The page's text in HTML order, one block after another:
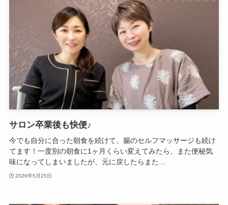
サロン卒業後も快便♪
今でも自分に合った朝食を続けて、腸のセルフマッサージも続け
てます！一度別の朝食に1ヶ月くらい変えてみたら、また便秘気
味になってしまいましたが、元に戻したらまた…
2026年5月25日